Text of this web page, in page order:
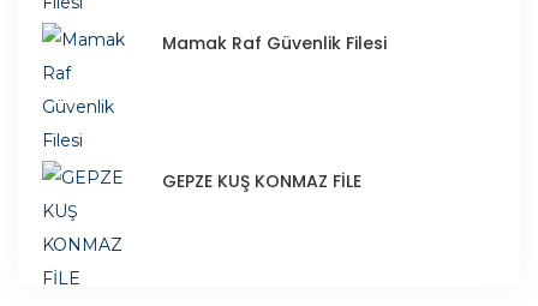
Mamak Raf Güvenlik Filesi
GEPZE KUŞ KONMAZ FİLE